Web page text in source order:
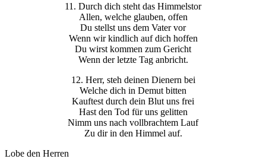
11. Durch dich steht das Himmelstor
Allen, welche glauben, offen
Du stellst uns dem Vater vor
Wenn wir kindlich auf dich hoffen
Du wirst kommen zum Gericht
Wenn der letzte Tag anbricht.
12. Herr, steh deinen Dienern bei
Welche dich in Demut bitten
Kauftest durch dein Blut uns frei
Hast den Tod für uns gelitten
Nimm uns nach vollbrachtem Lauf
Zu dir in den Himmel auf.
Lobe den Herren